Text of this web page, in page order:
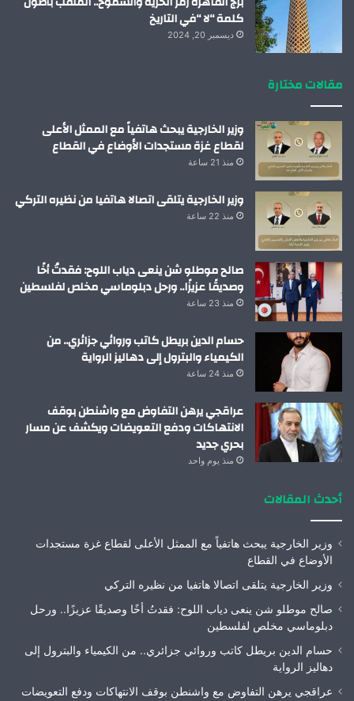
كلمة “لا “في التاريخ
ديسمبر 20, 2024
مقالات مختارة
وزير الخارجية يبحث هاتفياً مع الممثل الأعلى
لقطاع غزة مستجدات الأوضاع في القطاع
منذ 21 ساعة
وزير الخارجية يتلقى اتصالا هاتفيا من نظيره التركي
منذ 22 ساعة
صالح موطلو شن ينعى دياب اللوح: فقدتُ أخًا
وصديقًا عزيزًا.. ورحل دبلوماسي مخلص لفلسطين
منذ 23 ساعة
حسام الدين بريطل كاتب وروائي جزائري.. من
الكيمياء والبترول إلى دهاليز الرواية
منذ 24 ساعة
عراقجي يرهن التفاوض مع واشنطن بوقف
الانتهاكات ودفع التعويضات ويكشف عن مسار
بحري جديد
منذ يوم واحد
أحدث المقالات
وزير الخارجية يبحث هاتفياً مع الممثل الأعلى لقطاع غزة مستجدات
الأوضاع في القطاع
وزير الخارجية يتلقى اتصالا هاتفيا من نظيره التركي
صالح موطلو شن ينعى دياب اللوح: فقدتُ أخًا وصديقًا عزيزًا.. ورحل
دبلوماسي مخلص لفلسطين
حسام الدين بريطل كاتب وروائي جزائري.. من الكيمياء والبترول إلى
دهاليز الرواية
عراقجي يرهن التفاوض مع واشنطن بوقف الانتهاكات ودفع التعويضات